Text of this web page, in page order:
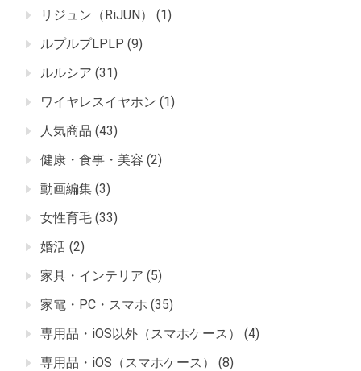
リジュン（RiJUN）
(1)
ルプルプLPLP (9)
ルルシア (31)
ワイヤレスイヤホン (1)
人気商品 (43)
健康・食事・美容 (2)
動画編集 (3)
女性育毛 (33)
婚活 (2)
家具・インテリア (5)
家電・PC・スマホ (35)
専用品・iOS以外（スマホケース）
(4)
専用品・iOS（スマホケース）
(8)